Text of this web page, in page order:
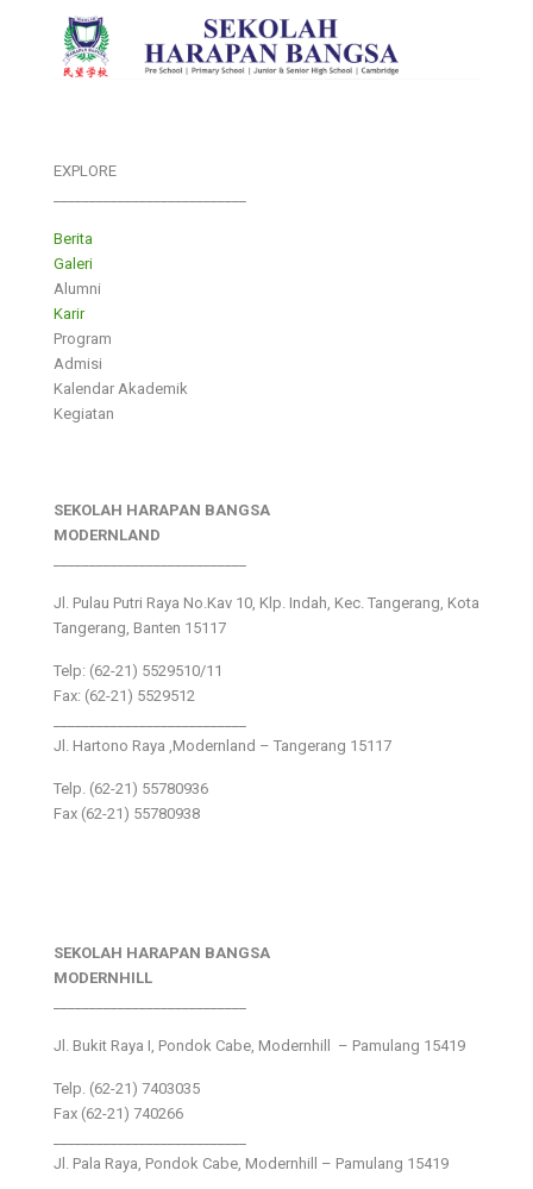
EXPLORE
Berita
Galeri
Alumni
Karir
Program
Admisi
Kalendar Akademik
Kegiatan
SEKOLAH HARAPAN BANGSA
MODERNLAND
Jl. Pulau Putri Raya No.Kav 10, Klp. Indah, Kec. Tangerang, Kota
Tangerang, Banten 15117
Telp: (62-21) 5529510/11
Fax: (62-21) 5529512
Jl. Hartono Raya ,Modernland – Tangerang 15117
Telp. (62-21) 55780936
Fax (62-21) 55780938
SEKOLAH HARAPAN BANGSA
MODERNHILL
Jl. Bukit Raya I, Pondok Cabe, Modernhill – Pamulang 15419
Telp. (62-21) 7403035
Fax (62-21) 740266
Jl. Pala Raya, Pondok Cabe, Modernhill – Pamulang 15419